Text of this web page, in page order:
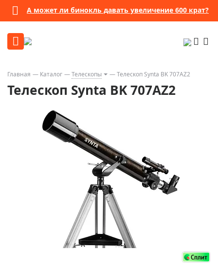
А может ли бинокль давать увеличение 600 крат?
Главная Каталог Телескопы Телескоп Synta BK 707AZ2
Телескоп Synta BK 707AZ2